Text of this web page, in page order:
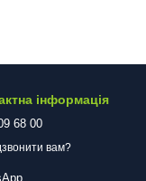
інформація
68 00
вам?